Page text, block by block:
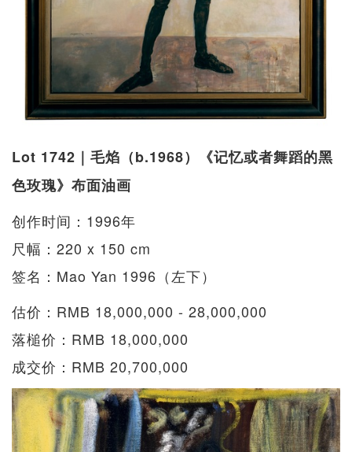
Lot 1742｜毛焰（b.1968）《记忆或者舞蹈的黑
色玫瑰》布面油画
创作时间：1996年
尺幅：220 x 150 cm
签名：Mao Yan 1996（左下）
估价：RMB 18,000,000 - 28,000,000
落槌价：RMB 18,000,000
成交价：RMB 20,700,000